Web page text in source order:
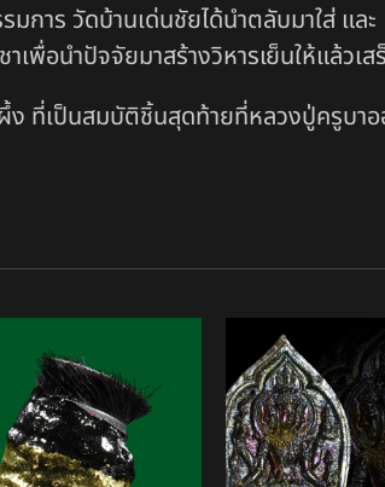
การ วัดบ้านเด่นชัยได้นำตลับมาใส่ และ
าเพื่อนำปัจจัยมาสร้างวิหารเย็นให้แล้วเส
ง ที่เป็นสมบัติชิ้นสุดท้ายที่หลวงปู่ครูบา